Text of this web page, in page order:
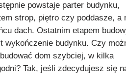
powstaje parter budynku,
strop, piętro czy poddasze, a
dach. Ostatnim etapem
wykończenie budynku. Czy
dom szybciej, w kilka
Tak, jeśli zdecydujesz się